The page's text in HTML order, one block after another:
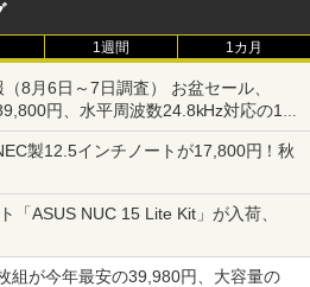
1週間 1カ月
8月6日～7日調査） お盆セール、
円、水平周波数24.8kHz対応の17
さ指数連動セール ほか
製12.5インチノートが17,800円！秋
「ASUS NUC 15 Lite Kit」が入荷、
組が今年最安の39,980円、大容量の